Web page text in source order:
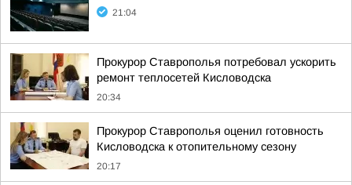
21:04
Прокурор Ставрополья потребовал ускорить
ремонт теплосетей Кисловодска
20:34
Прокурор Ставрополья оценил готовность
Кисловодска к отопительному сезону
20:17